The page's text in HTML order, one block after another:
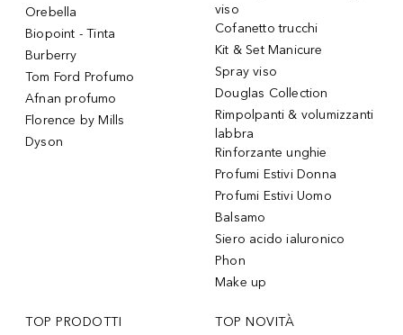
Orebella
Biopoint - Tinta
Burberry
Tom Ford Profumo
Afnan profumo
Florence by Mills
Dyson
viso
Cofanetto trucchi
Kit & Set Manicure
Spray viso
Douglas Collection
Rimpolpanti & volumizzanti
labbra
Rinforzante unghie
Profumi Estivi Donna
Profumi Estivi Uomo
Balsamo
Siero acido ialuronico
Phon
Make up
TOP PRODOTTI TOP NOVITÀ